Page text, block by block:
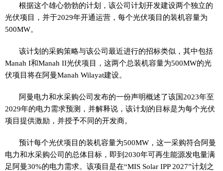
根据这个雄心勃勃的计划，该公司计划开发建设两个独立的
光伏项目，并于2029年开通运营，每个光伏项目的装机容量为
500MW。
该计划的采购策略与该公司最近进行的招标类似，其中包括
Manah I和Manah II光伏项目，这两个总装机容量为500MW的光
伏项目将在阿曼Manah Wilayat建设。
阿曼电力和水采购公司发布的一份声明概述了该国2023年至
2029年的电力需求预测，并解释说，该计划的目标是为每个光伏
项目提供激励，并授予不同的开发商。
预计每个光伏项目的装机容量为500MW，这一采购符合阿曼
电力和水采购公司的总体目标，即到2030年可再生能源发电量满
足阿曼30%的电力需求。该项目是在“MIS Solar IPP 2027”计划之